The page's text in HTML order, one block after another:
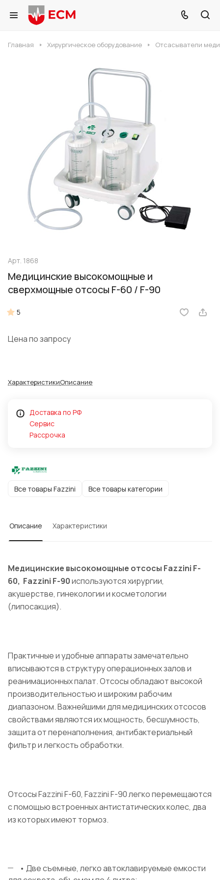
Главная Хирургическое оборудование Отсасыватели
Арт. 1868
Медицинские высокомощные и
сверхмощные отсосы F-60 / F-90
5
Цена по запросу
ХарактеристикиОписание
Доставка по РФ
Сервис
Рассрочка
Все товары Fazzini Все товары категории
Описание Характеристики
Медицинские высокомощные отсосы Fazzini F-
60, Fazzini F-90используются хирургии,
акушерстве, гинекологии и косметологии
(липосакция).
Практичные и удобные аппараты замечательно
вписываются в структуру операционных залов и
реанимационных палат. Отсосы обладают высокой
производительностью и широким рабочим
диапазоном. Важнейшими для медицинских отсосов
свойствами являются их мощность, бесшумность,
защита от перенаполнения, антибактериальный
фильтр и легкость обработки.
Отсосы Fazzini F-60, FazziniF-90 легко перемещаются
с помощью встроенных антистатических колес, два
из которых имеют тормоз.
• Две съемные, легко автоклавируемые емкости